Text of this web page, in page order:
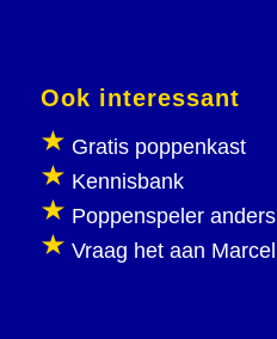
Ook interessant
Gratis poppenkast
Kennisbank
Poppenspeler anders
Vraag het aan Marcel